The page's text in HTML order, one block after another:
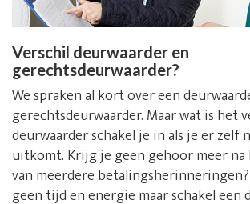
Verschil deurwaarder en
gerechtsdeurwaarder?
We spraken al kort over een
gerechtsdeurwaarder. Maar wat is het
deurwaarder schakel je in als je er zelf
uitkomt. Krijg je geen gehoor meer
van meerdere
geen tijd en energie maar schakel een